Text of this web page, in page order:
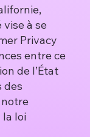
à se
Privacy
entre ce
de l’État
des
loi